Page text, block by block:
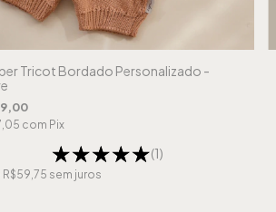
Tricot Bordado Personalizado -
com Pix
(1)
R$59,75 sem juros